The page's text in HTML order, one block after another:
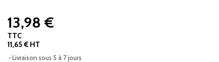
13,98 €
TTC
11,65 € HT
Livraison sous 5 à 7 jours